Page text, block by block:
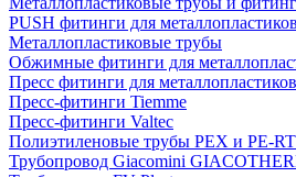
PUSH фитинги для
Металлопластиковые трубы
Обжимные фитинги для
Пресс фитинги для
Пресс-фитинги Tiemme
Пресс-фитинги Valtec
Полиэтиленовые трубы PEX и PE-
Трубопровод Giacomini